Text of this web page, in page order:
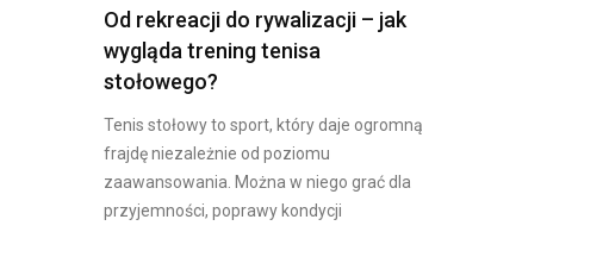
Od rekreacji do rywalizacji – jak
wygląda trening tenisa
stołowego?
Tenis stołowy to sport, który daje ogromną
frajdę niezależnie od poziomu
zaawansowania. Można w niego grać dla
przyjemności, poprawy kondycji